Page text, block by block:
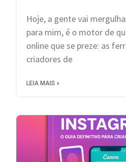
Hoje, a gente vai
para mim, é o motor de
online que se preze: as
criadores de
LEIA MAIS »